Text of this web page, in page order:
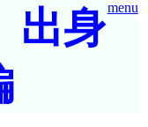
menu
出身